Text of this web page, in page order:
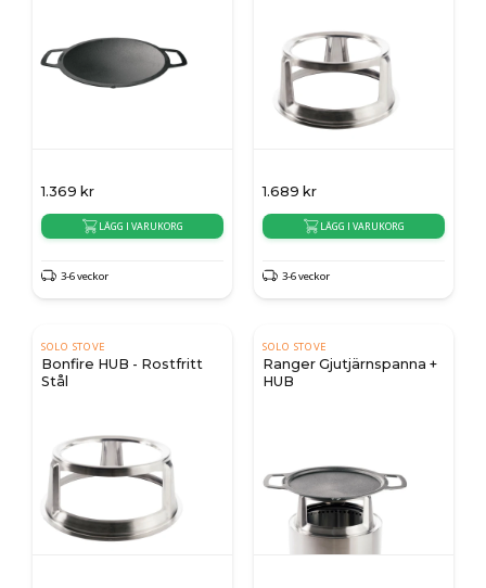
1.369 kr
LÄGG I VARUKORG
3-6 veckor
1.689 kr
LÄGG I VARUKORG
3-6 veckor
SOLO STOVE
Bonfire HUB - Rostfritt
Stål
SOLO STOVE
Ranger Gjutjärnspanna +
HUB